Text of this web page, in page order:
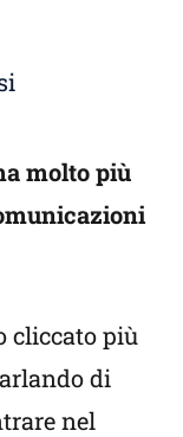
molto più
cliccato più
di
nel